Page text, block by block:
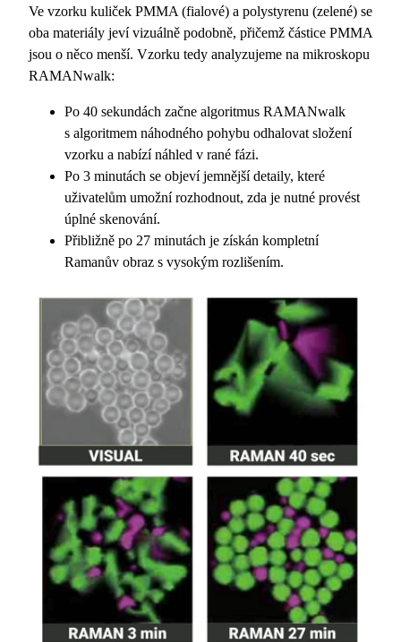
Ve vzorku kuliček PMMA (fialové) a polystyrenu (zelené) se
oba materiály jeví vizuálně podobně, přičemž částice PMMA
jsou o něco menší. Vzorku tedy analyzujeme na mikroskopu
RAMANwalk:
Po 40 sekundách začne algoritmus RAMANwalk
s algoritmem náhodného pohybu odhalovat složení
vzorku a nabízí náhled v rané fázi.
Po 3 minutách se objeví jemnější detaily, které
uživatelům umožní rozhodnout, zda je nutné provést
úplné skenování.
Přibližně po 27 minutách je získán kompletní
Ramanův obraz s vysokým rozlišením.